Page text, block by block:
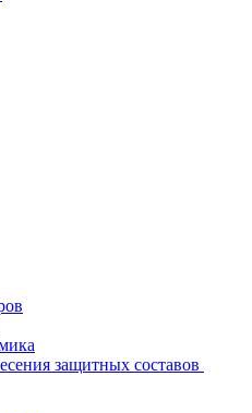
защитных составов